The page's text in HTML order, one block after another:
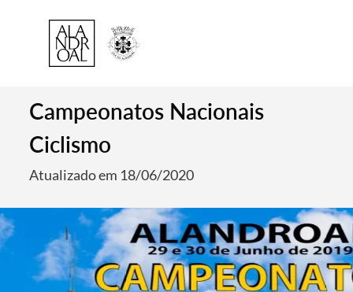
Campeonatos Nacionais
Ciclismo
Atualizado em 18/06/2020